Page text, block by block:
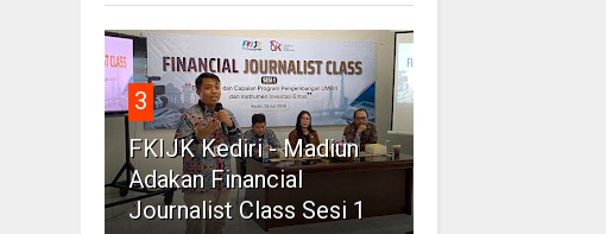
3
FKIJK Kediri - Madiun
Adakan Financial
Journalist Class Sesi 1